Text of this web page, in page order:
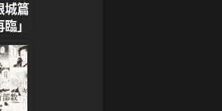
城篇
」
18